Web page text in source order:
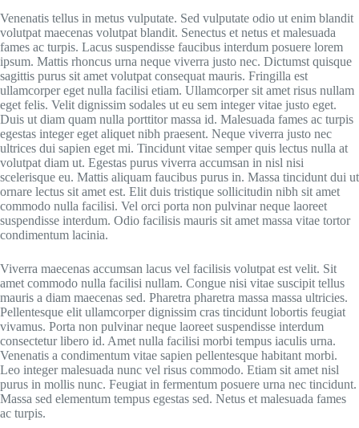
Venenatis tellus in metus vulputate. Sed vulputate odio ut enim blandit
volutpat maecenas volutpat blandit. Senectus et netus et malesuada
fames ac turpis. Lacus suspendisse faucibus interdum posuere lorem
ipsum. Mattis rhoncus urna neque viverra justo nec. Dictumst quisque
sagittis purus sit amet volutpat consequat mauris. Fringilla est
ullamcorper eget nulla facilisi etiam. Ullamcorper sit amet risus nullam
eget felis. Velit dignissim sodales ut eu sem integer vitae justo eget.
Duis ut diam quam nulla porttitor massa id. Malesuada fames ac turpis
egestas integer eget aliquet nibh praesent. Neque viverra justo nec
ultrices dui sapien eget mi. Tincidunt vitae semper quis lectus nulla at
volutpat diam ut. Egestas purus viverra accumsan in nisl nisi
scelerisque eu. Mattis aliquam faucibus purus in. Massa tincidunt dui ut
ornare lectus sit amet est. Elit duis tristique sollicitudin nibh sit amet
commodo nulla facilisi. Vel orci porta non pulvinar neque laoreet
suspendisse interdum. Odio facilisis mauris sit amet massa vitae tortor
condimentum lacinia.
Viverra maecenas accumsan lacus vel facilisis volutpat est velit. Sit
amet commodo nulla facilisi nullam. Congue nisi vitae suscipit tellus
mauris a diam maecenas sed. Pharetra pharetra massa massa ultricies.
Pellentesque elit ullamcorper dignissim cras tincidunt lobortis feugiat
vivamus. Porta non pulvinar neque laoreet suspendisse interdum
consectetur libero id. Amet nulla facilisi morbi tempus iaculis urna.
Venenatis a condimentum vitae sapien pellentesque habitant morbi.
Leo integer malesuada nunc vel risus commodo. Etiam sit amet nisl
purus in mollis nunc. Feugiat in fermentum posuere urna nec tincidunt.
Massa sed elementum tempus egestas sed. Netus et malesuada fames
ac turpis.